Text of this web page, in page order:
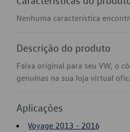
Nenhuma característica
Descrição do produto
Faixa original para seu VW, o
genuínas na sua loja virtual
Aplicações
Voyage 2013 - 2016